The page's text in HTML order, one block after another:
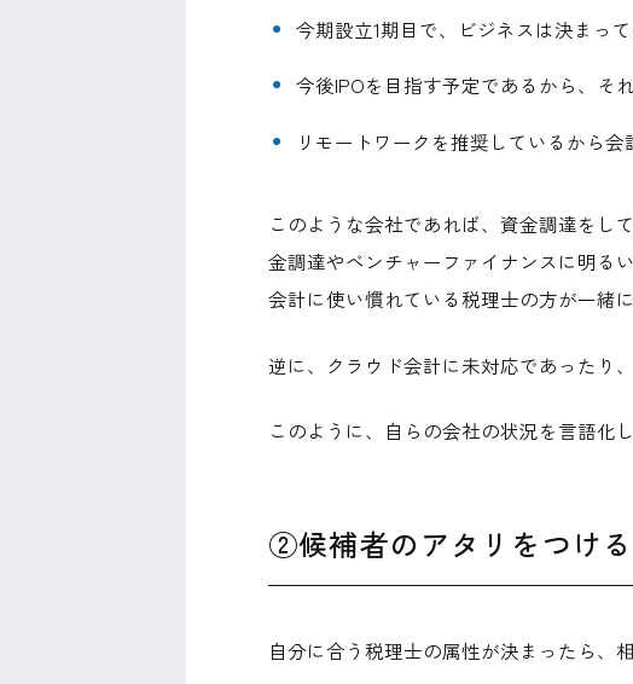
今期設立1期目で、ビジネスは決まっ
今後IPOを目指す予定であるから、そ
リモートワークを推奨しているから
このような会社であれば、資金調達をし
金調達やベンチャーファイナンスに明る
会計に使い慣れている税理士の方が一緒
逆に、クラウド会計に未対応であったり
このように、自らの会社の状況を言語化
②候補者のアタリをつける
自分に合う税理士の属性が決まったら、